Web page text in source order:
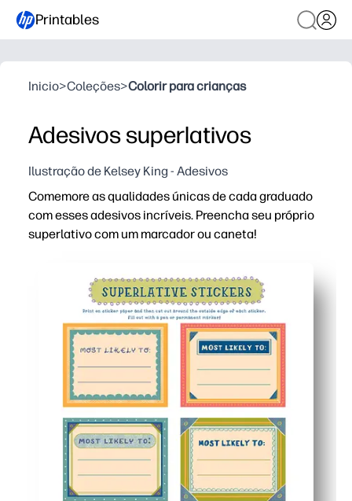
Printables
Inicio>Coleções>Colorir para crianças
Adesivos superlativos
Ilustração de Kelsey King - Adesivos
Comemore as qualidades únicas de cada graduado
com esses adesivos incríveis. Preencha seu próprio
superlativo com um marcador ou caneta!
Espaços em branco personalizáveis permitem que
Aumenta o engajamento: as crianças se iluminam,
Impressão flexível - use papel adesivo para